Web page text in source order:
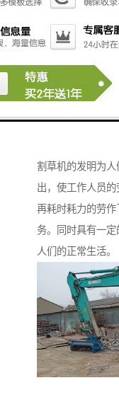
割草机的发明为
出，使工作人员
再耗时耗力的劳
务。同时具有一
人们的正常生活。